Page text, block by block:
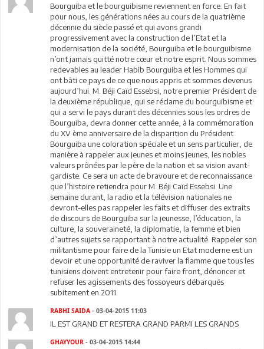
Bourguiba et le bourguibisme reviennent en force. En fait
pour nous, les générations nées au cours de la quatrième
décennie du siècle passé et qui avons grandi
progressivement avec la construction de l’Etat et la
modernisation de la société, Bourguiba et le bourguibisme
n’ont jamais quitté notre cœur et notre esprit. Nous sommes
redevables au leader Habib Bourguiba et les Hommes qui
ont bâti ce pays de ce que nous appris et sommes devenus
aujourd’hui. M. Béji Caïd Essebsi, notre premier Président de
la deuxième république, qui se réclame du bourguibisme et
qui a servi le pays durant des décennies sous les ordres de
Bourguiba, devra donner cette année, à la commémoration
du XV ème anniversaire de la disparition du Président
Bourguiba une coloration spéciale et un sens particulier, de
manière à rappeler aux jeunes et moins jeunes, les nobles
valeurs prônées par le père de la nation et sa vision avant-
gardiste. Ce sera un acte de bravoure et de reconnaissance
que l’histoire retiendra pour M. Béji Caïd Essebsi. Une
semaine durant, la radio et la télévision nationales ne
devront-elles pas rappeler les faits et diffuser des extraits
de discours de Bourguiba sur la jeunesse, l’éducation, la
culture, la souveraineté, la diplomatie, la femme et bien
d’autres sujets se rapportant à notre actualité. Rappeler son
militantisme pour faire de la Tunisie un Etat moderne est un
devoir et une opportunité de raviver la flamme que tous les
tunisiens doivent entretenir pour faire front, dénoncer et
refuser les agissements des fossoyeurs débarqués
subitement en 2011.
RABHI SAIDA - 03-04-2015 11:03
IL EST GRAND ET RESTERA GRAND PARMI LES GRANDS
GHAYYOUR - 03-04-2015 14:44